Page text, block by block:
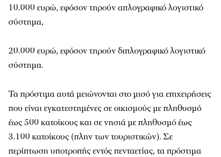
10.000 ευρώ, εφόσον τηρούν απλογραφικό λογιστικό
σύστημα,
20.000 ευρώ, εφόσον τηρούν διπλογραφικό λογιστικό
σύστημα.
Τα πρόστιμα αυτά μειώνονται στο μισό για επιχειρήσεις
που είναι εγκατεστημένες σε οικισμούς με πληθυσμό
έως 500 κατοίκους και σε νησιά με πληθυσμό έως
3.100 κατοίκους (πλην των τουριστικών). Σε
περίπτωση υποτροπής εντός πενταετίας, τα πρόστιμα